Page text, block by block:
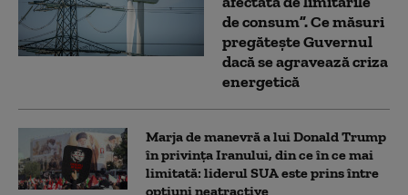
de consum”. Ce măsuri
pregătește Guvernul
dacă se agravează criza
energetică
Marja de manevră a lui Donald Trump
în privința Iranului, din ce în ce mai
limitată: liderul SUA este prins între
opțiuni neatractive